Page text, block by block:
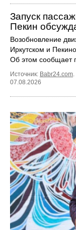
Запуск
Пекин
Возобновление
Иркутском и
Об этом сообщает
Источник: Babr24.com.
07.08.2026